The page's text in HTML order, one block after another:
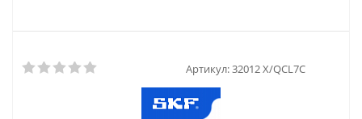
Артикул:32012 X/QCL7C